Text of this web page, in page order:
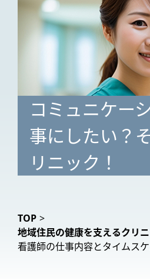
コミュニケー
事にしたい？
リニック！
TOP >
地域住民の健康を支えるクリ
看護師の仕事内容とタイムス